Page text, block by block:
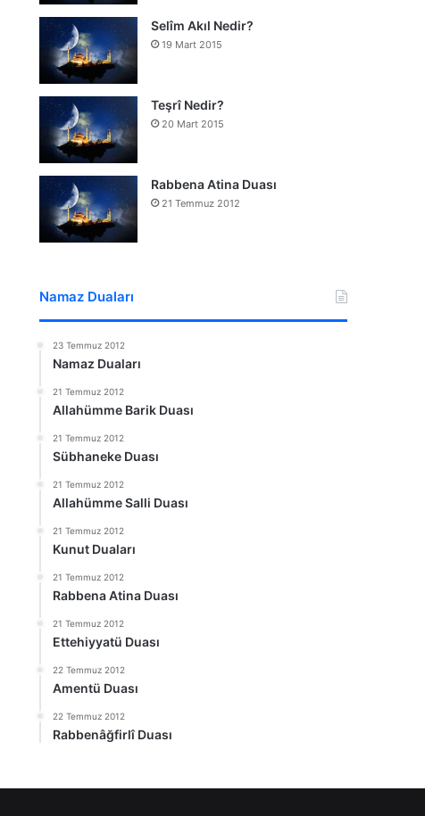
Selîm Akıl Nedir?
19 Mart 2015
Teşrî Nedir?
20 Mart 2015
Rabbena Atina Duası
21 Temmuz 2012
Namaz Duaları
23 Temmuz 2012
Namaz Duaları
21 Temmuz 2012
Allahümme Barik Duası
21 Temmuz 2012
Sübhaneke Duası
21 Temmuz 2012
Allahümme Salli Duası
21 Temmuz 2012
Kunut Duaları
21 Temmuz 2012
Rabbena Atina Duası
21 Temmuz 2012
Ettehiyyatü Duası
22 Temmuz 2012
Amentü Duası
22 Temmuz 2012
Rabbenâğfirlî Duası